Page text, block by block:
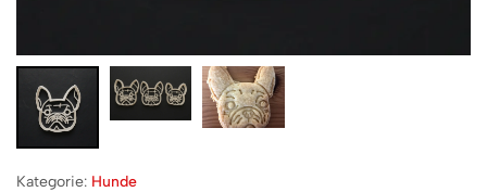
Kategorie: Hunde